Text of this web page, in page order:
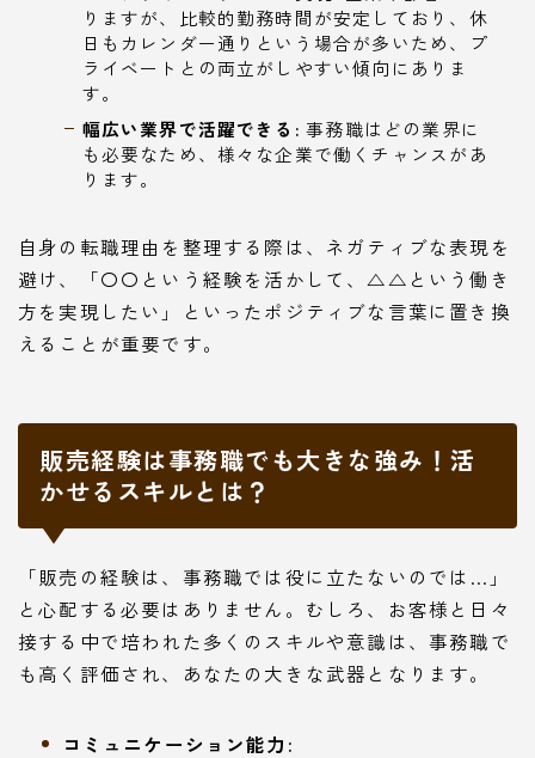
りますが、比較的勤務時間が安定しており、休
日もカレンダー通りという場合が多いため、プ
ライベートとの両立がしやすい傾向にありま
す。
幅広い業界で活躍できる: 事務職はどの業界に
も必要なため、様々な企業で働くチャンスがあ
ります。
自身の転職理由を整理する際は、ネガティブな表現を
避け、「〇〇という経験を活かして、△△という働き
方を実現したい」といったポジティブな言葉に置き換
えることが重要です。
販売経験は事務職でも大きな強み！活
かせるスキルとは？
「販売の経験は、事務職では役に立たないのでは…」
と心配する必要はありません。むしろ、お客様と日々
接する中で培われた多くのスキルや意識は、事務職で
も高く評価され、あなたの大きな武器となります。
コミュニケーション能力: